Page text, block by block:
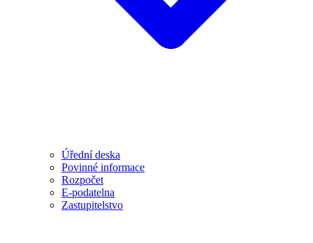
Úřední deska
Povinné informace
Rozpočet
E-podatelna
Zastupitelstvo